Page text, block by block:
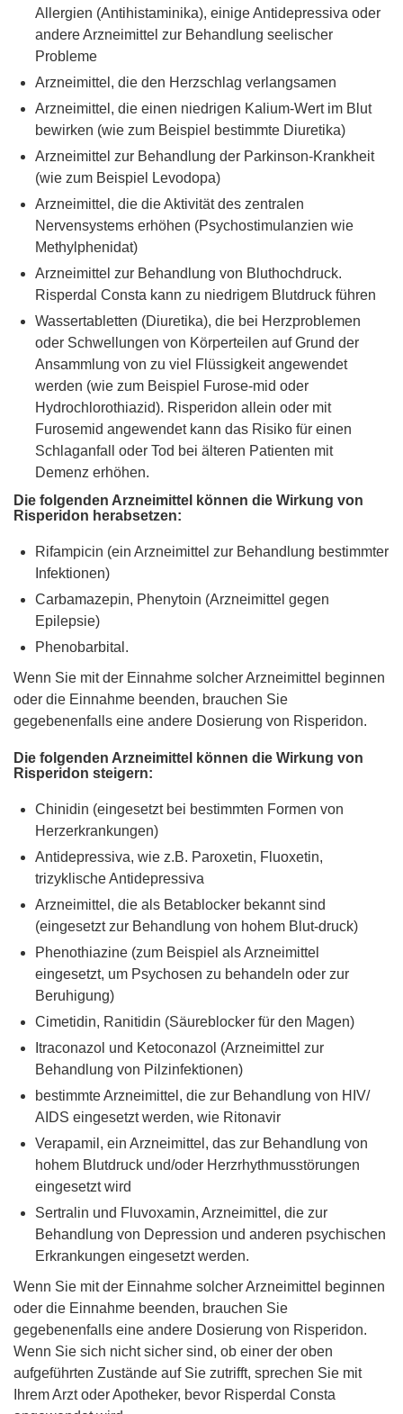
Allergien (Antihistaminika), einige Antidepressiva oder
andere Arzneimittel zur Behandlung seelischer
Probleme
Arzneimittel, die den Herzschlag verlangsamen
Arzneimittel, die einen niedrigen Kalium-Wert im Blut
bewirken (wie zum Beispiel bestimmte Diuretika)
Arzneimittel zur Behandlung der Parkinson-Krankheit
(wie zum Beispiel Levodopa)
Arzneimittel, die die Aktivität des zentralen
Nervensystems erhöhen (Psychostimulanzien wie
Methylphenidat)
Arzneimittel zur Behandlung von Bluthochdruck.
Risperdal Consta kann zu niedrigem Blutdruck führen
Wassertabletten (Diuretika), die bei Herzproblemen
oder Schwellungen von Körperteilen auf Grund der
Ansammlung von zu viel Flüssigkeit angewendet
werden (wie zum Beispiel Furose-mid oder
Hydrochlorothiazid). Risperidon allein oder mit
Furosemid angewendet kann das Risiko für einen
Schlaganfall oder Tod bei älteren Patienten mit
Demenz erhöhen.
Die folgenden Arzneimittel können die Wirkung von
Risperidon herabsetzen:
Rifampicin (ein Arzneimittel zur Behandlung bestimmter
Infektionen)
Carbamazepin, Phenytoin (Arzneimittel gegen
Epilepsie)
Phenobarbital.
Wenn Sie mit der Einnahme solcher Arzneimittel beginnen
oder die Einnahme beenden, brauchen Sie
gegebenenfalls eine andere Dosierung von Risperidon.
Die folgenden Arzneimittel können die Wirkung von
Risperidon steigern:
Chinidin (eingesetzt bei bestimmten Formen von
Herzerkrankungen)
Antidepressiva, wie z.B. Paroxetin, Fluoxetin,
trizyklische Antidepressiva
Arzneimittel, die als Betablocker bekannt sind
(eingesetzt zur Behandlung von hohem Blut-druck)
Phenothiazine (zum Beispiel als Arzneimittel
eingesetzt, um Psychosen zu behandeln oder zur
Beruhigung)
Cimetidin, Ranitidin (Säureblocker für den Magen)
Itraconazol und Ketoconazol (Arzneimittel zur
Behandlung von Pilzinfektionen)
bestimmte Arzneimittel, die zur Behandlung von HIV/
AIDS eingesetzt werden, wie Ritonavir
Verapamil, ein Arzneimittel, das zur Behandlung von
hohem Blutdruck und/oder Herzrhythmusstörungen
eingesetzt wird
Sertralin und Fluvoxamin, Arzneimittel, die zur
Behandlung von Depression und anderen psychischen
Erkrankungen eingesetzt werden.
Wenn Sie mit der Einnahme solcher Arzneimittel beginnen
oder die Einnahme beenden, brauchen Sie
gegebenenfalls eine andere Dosierung von Risperidon.
Wenn Sie sich nicht sicher sind, ob einer der oben
aufgeführten Zustände auf Sie zutrifft, sprechen Sie mit
Ihrem Arzt oder Apotheker, bevor Risperdal Consta